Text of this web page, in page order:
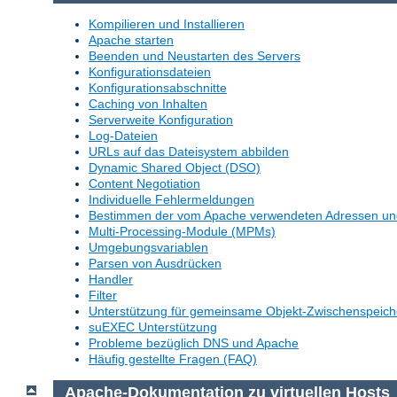
Kompilieren und Installieren
Apache starten
Beenden und Neustarten des Servers
Konfigurationsdateien
Konfigurationsabschnitte
Caching von Inhalten
Serverweite Konfiguration
Log-Dateien
URLs auf das Dateisystem abbilden
Dynamic Shared Object (DSO)
Content Negotiation
Individuelle Fehlermeldungen
Bestimmen der vom Apache verwendeten Adressen
Multi-Processing-Module (MPMs)
Umgebungsvariablen
Parsen von Ausdrücken
Handler
Filter
Unterstützung für gemeinsame Objekt-
suEXEC Unterstützung
Probleme bezüglich DNS und Apache
Häufig gestellte Fragen (FAQ)
Apache-Dokumentation zu virtuellen Hosts